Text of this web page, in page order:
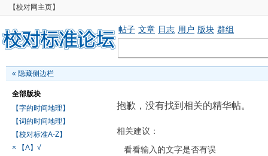
【校对网主页】
帖子 文章 日志 用户 版块 群组
« 隐藏侧边栏
全部版块
【字的时间地理】
【词的时间地理】
【校对标准A-Z】
× 【A】√
抱歉，没有找到相关的精华帖。
相关建议：
看看输入的文字是否有误